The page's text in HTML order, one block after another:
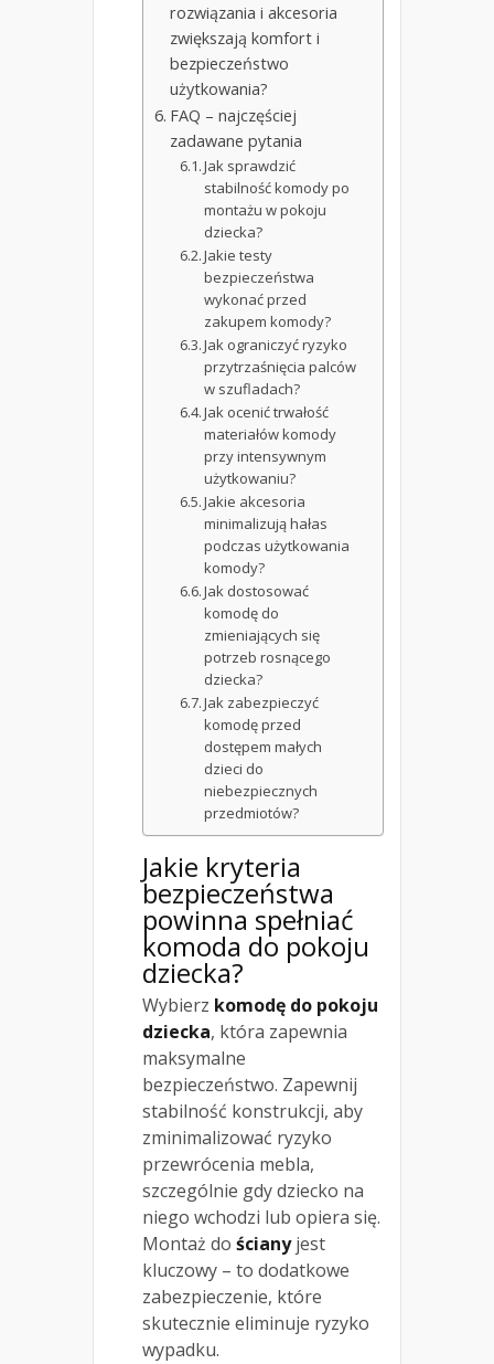
rozwiązania i akcesoria
zwiększają komfort i
bezpieczeństwo
użytkowania?
FAQ – najczęściej
zadawane pytania
Jak sprawdzić
stabilność komody po
montażu w pokoju
dziecka?
Jakie testy
bezpieczeństwa
wykonać przed
zakupem komody?
Jak ograniczyć ryzyko
przytrzaśnięcia palców
w szufladach?
Jak ocenić trwałość
materiałów komody
przy intensywnym
użytkowaniu?
Jakie akcesoria
minimalizują hałas
podczas użytkowania
komody?
Jak dostosować
komodę do
zmieniających się
potrzeb rosnącego
dziecka?
Jak zabezpieczyć
komodę przed
dostępem małych
dzieci do
niebezpiecznych
przedmiotów?
Jakie kryteria
bezpieczeństwa
powinna spełniać
komoda do pokoju
dziecka?
Wybierz komodę do pokoju
dziecka, która zapewnia
maksymalne
bezpieczeństwo. Zapewnij
stabilność konstrukcji, aby
zminimalizować ryzyko
przewrócenia mebla,
szczególnie gdy dziecko na
niego wchodzi lub opiera się.
Montaż do ścianyjest
kluczowy – to dodatkowe
zabezpieczenie, które
skutecznie eliminuje ryzyko
wypadku.